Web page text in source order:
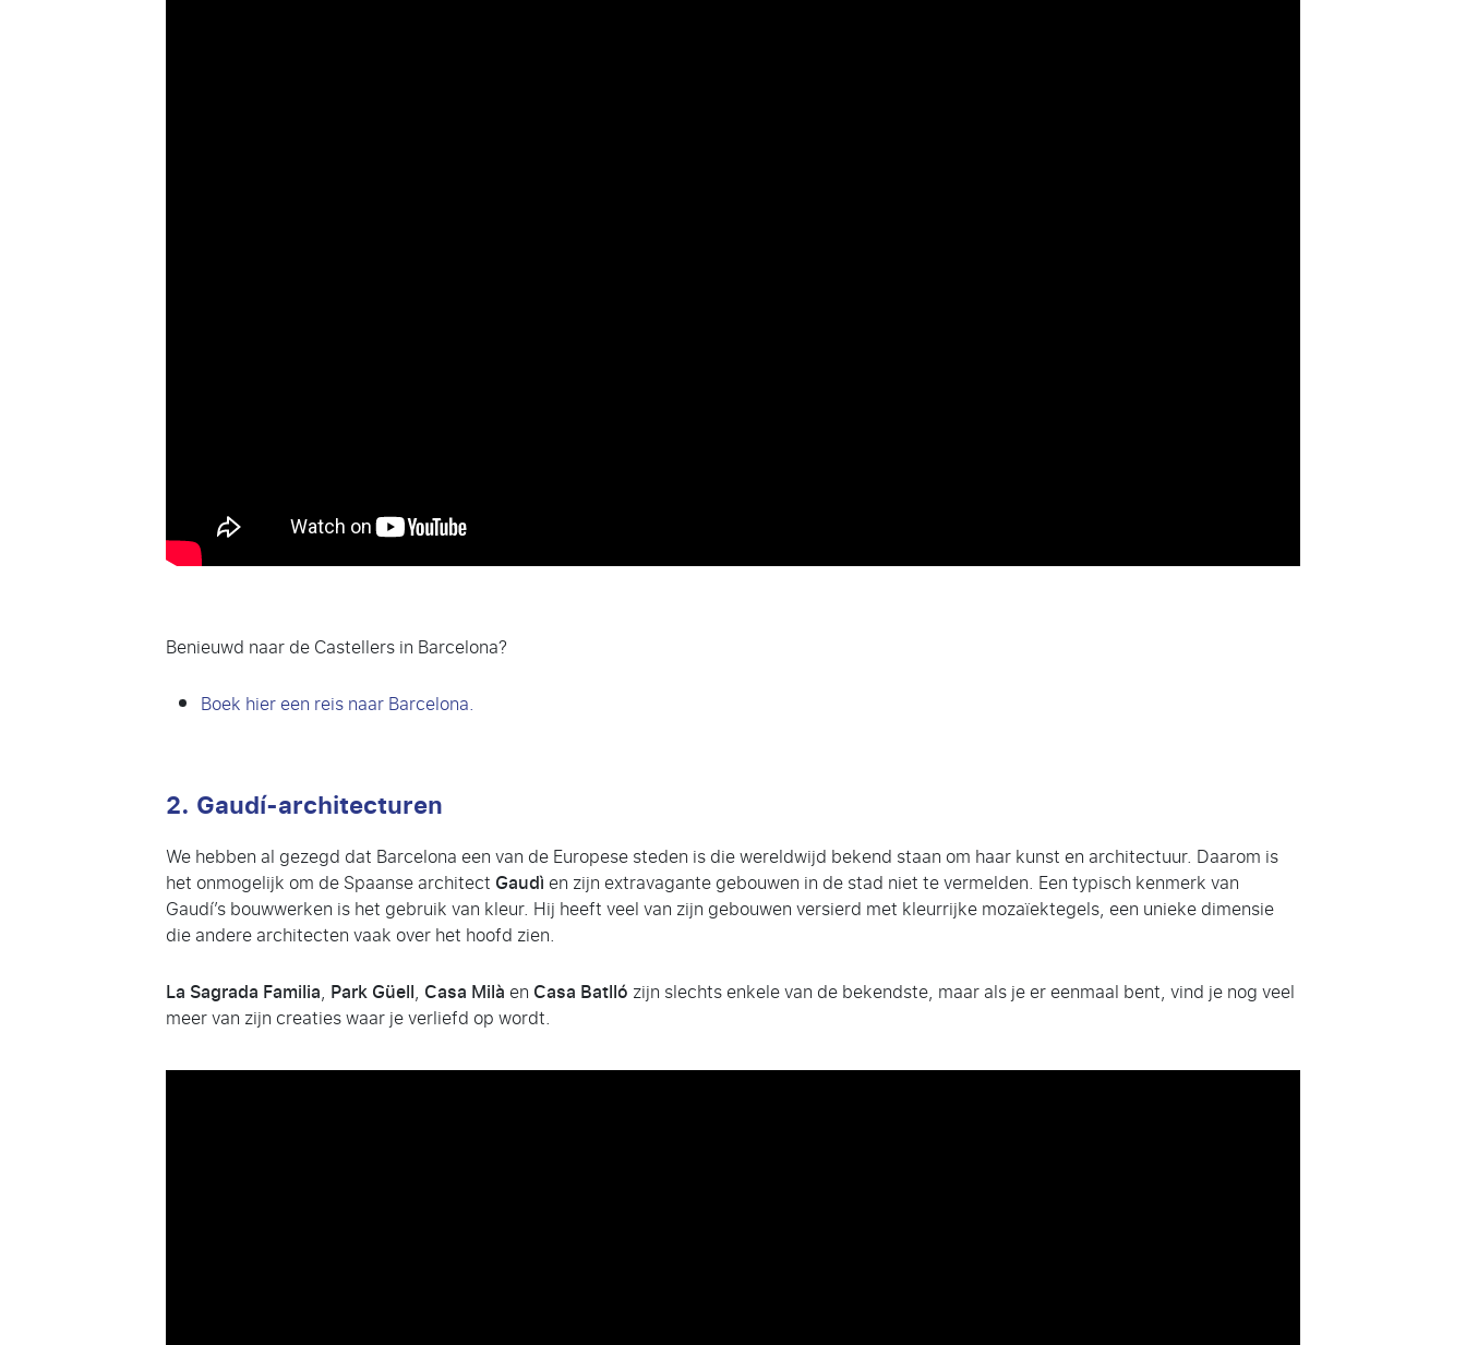
Benieuwd naar de Castellers in Barcelona?
Boek hier een reis naar Barcelona.
2. Gaudí-architecturen
We hebben al gezegd dat Barcelona een van de Europese steden is die wereldwijd bekend staan om haar kunst en architectuur. Daarom is
het onmogelijk om de Spaanse architect Gaudì en zijn extravagante gebouwen in de stad niet te vermelden. Een typisch kenmerk van
Gaudí’s bouwwerken is het gebruik van kleur. Hij heeft veel van zijn gebouwen versierd met kleurrijke mozaïektegels, een unieke dimensie
die andere architecten vaak over het hoofd zien.
La Sagrada Familia, Park Güell, Casa Milà en Casa Batlló zijn slechts enkele van de bekendste, maar als je er eenmaal bent, vind je nog veel
meer van zijn creaties waar je verliefd op wordt.